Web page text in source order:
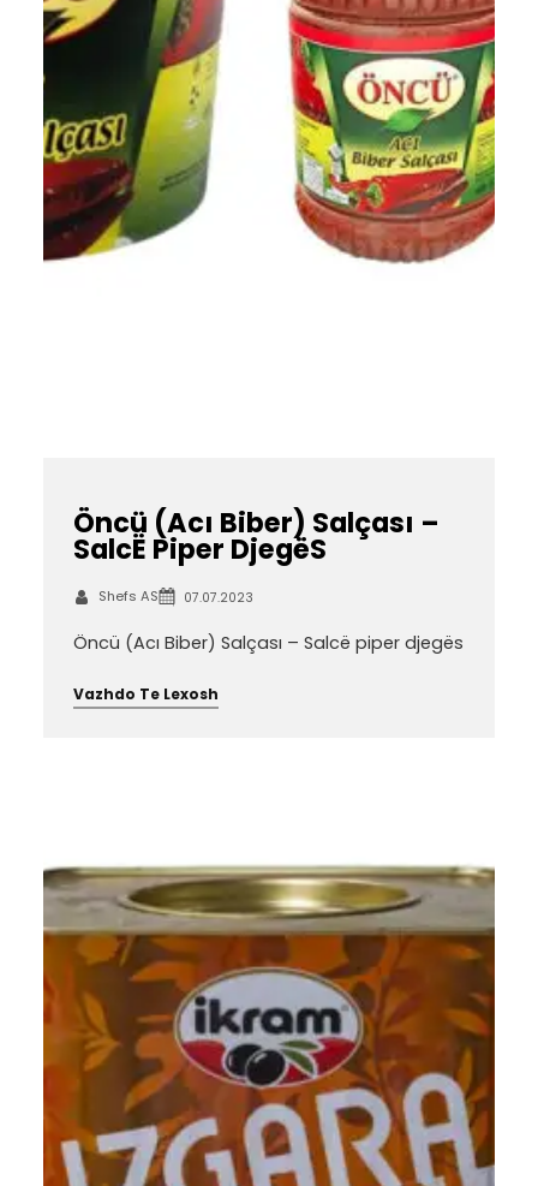
Öncü (Acı Biber) Salçası –
SalcË Piper DjegëS
Shefs AS 07.07.2023
Öncü (Acı Biber) Salçası – Salcë piper djegës
Vazhdo Te Lexosh